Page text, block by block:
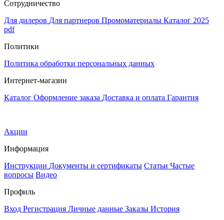
Сотрудничество
Для дилеров Для партнеров Промоматериалы Каталог 2025
pdf
Политики
Политика обработки персональных данных
Интернет-магазин
Каталог Оформление заказа Доставка и оплата Гарантия
Акции
Информация
Инструкции Документы и сертификаты Статьи Частые
вопросы Видео
Профиль
Вход Регистрация Личные данные Заказы История